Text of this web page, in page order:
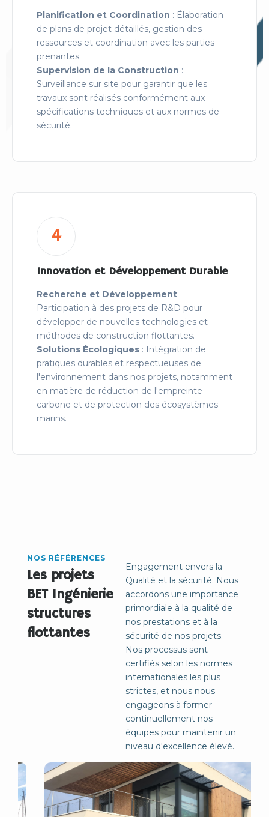
Planification et Coordination : Élaboration
de plans de projet détaillés, gestion des
ressources et coordination avec les parties
prenantes.
Supervision de la Construction :
Surveillance sur site pour garantir que les
travaux sont réalisés conformément aux
spécifications techniques et aux normes de
sécurité.
4
Innovation et Développement Durable
Recherche et Développement:
Participation à des projets de R&D pour
développer de nouvelles technologies et
méthodes de construction flottantes.
Solutions Écologiques : Intégration de
pratiques durables et respectueuses de
l'environnement dans nos projets, notamment
en matière de réduction de l'empreinte
carbone et de protection des écosystèmes
marins.
NOS RÉFÉRENCES
Les projets
BET Ingénierie
structures
flottantes
Engagement envers la
Qualité et la sécurité. Nous
accordons une importance
primordiale à la qualité de
nos prestations et à la
sécurité de nos projets.
Nos processus sont
certifiés selon les normes
internationales les plus
strictes, et nous nous
engageons à former
continuellement nos
équipes pour maintenir un
niveau d'excellence élevé.